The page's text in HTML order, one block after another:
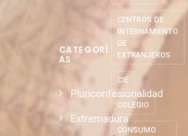
CATEGORÍ
AS
Pluriconfesionalidad
Extremadura
CENTROS DE
INTERNAMIENTO
DE
EXTRANJEROS
CIE
COLEGIO
CONSUMO